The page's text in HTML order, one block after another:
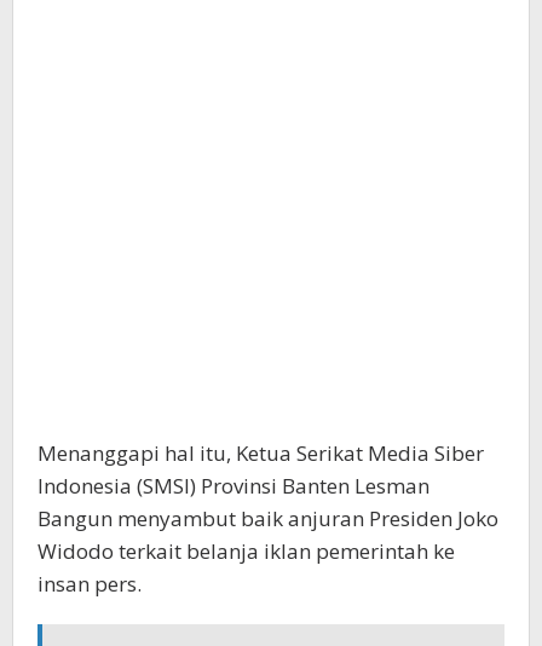
Menanggapi hal itu, Ketua Serikat Media Siber
Indonesia (SMSI) Provinsi Banten Lesman
Bangun menyambut baik anjuran Presiden Joko
Widodo terkait belanja iklan pemerintah ke
insan pers.